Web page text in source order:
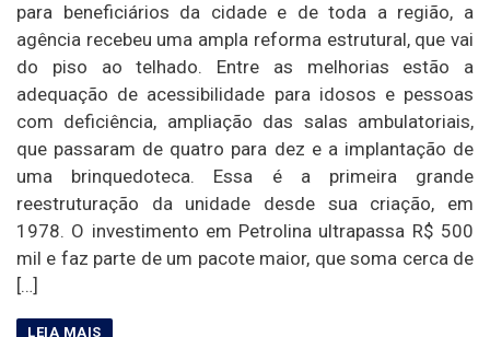
para beneficiários da cidade e de toda a região, a
agência recebeu uma ampla reforma estrutural, que vai
do piso ao telhado. Entre as melhorias estão a
adequação de acessibilidade para idosos e pessoas
com deficiência, ampliação das salas ambulatoriais,
que passaram de quatro para dez e a implantação de
uma brinquedoteca. Essa é a primeira grande
reestruturação da unidade desde sua criação, em
1978. O investimento em Petrolina ultrapassa R$ 500
mil e faz parte de um pacote maior, que soma cerca de
[…]